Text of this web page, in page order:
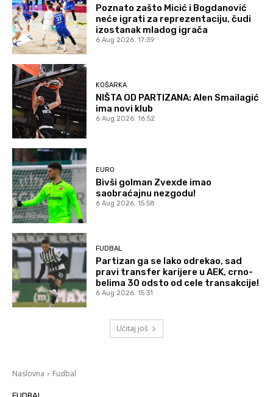
Poznato zašto Micić i Bogdanović
neće igrati za reprezentaciju, čudi
izostanak mladog igrača
6 Aug 2026. 17:39
KOŠARKA
NIŠTA OD PARTIZANA: Alen Smailagić
ima novi klub
6 Aug 2026. 16:52
EURO
Bivši golman Zvexde imao
saobraćajnu nezgodu!
6 Aug 2026. 15:58
FUDBAL
Partizan ga se lako odrekao, sad
pravi transfer karijere u AEK, crno-
belima 30 odsto od cele transakcije!
6 Aug 2026. 15:31
Učitaj još